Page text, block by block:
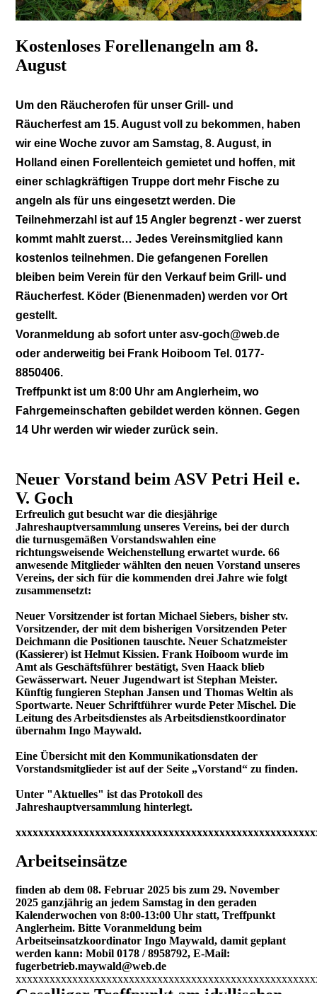
Kostenloses Forellenangeln am 8.
August
Um den Räucherofen für unser Grill- und
Räucherfest am 15. August voll zu bekommen, haben
wir eine Woche zuvor am Samstag, 8. August, in
Holland einen Forellenteich gemietet und hoffen, mit
einer schlagkräftigen Truppe dort mehr Fische zu
angeln als für uns eingesetzt werden. Die
Teilnehmerzahl ist auf 15 Angler begrenzt - wer zuerst
kommt mahlt zuerst… Jedes Vereinsmitglied kann
kostenlos teilnehmen. Die gefangenen Forellen
bleiben beim Verein für den Verkauf beim Grill- und
Räucherfest. Köder (Bienenmaden) werden vor Ort
gestellt.
Voranmeldung ab sofort unter asv-goch@web.de
oder anderweitig bei Frank Hoiboom Tel. 0177-
8850406.
Treffpunkt ist um 8:00 Uhr am Anglerheim, wo
Fahrgemeinschaften gebildet werden können. Gegen
14 Uhr werden wir wieder zurück sein.
Neuer Vorstand beim ASV Petri Heil e.
V. Goch
Erfreulich gut besucht war die diesjährige
Jahreshauptversammlung unseres Vereins, bei der durch
die turnusgemäßen Vorstandswahlen eine
richtungsweisende Weichenstellung erwartet wurde. 66
anwesende Mitglieder wählten den neuen Vorstand unseres
Vereins, der sich für die kommenden drei Jahre wie folgt
zusammensetzt:
Neuer Vorsitzender ist fortan Michael Siebers, bisher stv.
Vorsitzender, der mit dem bisherigen Vorsitzenden Peter
Deichmann die Positionen tauschte. Neuer Schatzmeister
(Kassierer) ist Helmut Kissien. Frank Hoiboom wurde im
Amt als Geschäftsführer bestätigt, Sven Haack blieb
Gewässerwart. Neuer Jugendwart ist Stephan Meister.
Künftig fungieren Stephan Jansen und Thomas Weltin als
Sportwarte. Neuer Schriftführer wurde Peter Mischel. Die
Leitung des Arbeitsdienstes als Arbeitsdienstkoordinator
übernahm Ingo Maywald.
Eine Übersicht mit den Kommunikationsdaten der
Vorstandsmitglieder ist auf der Seite „Vorstand“ zu finden.
Unter "Aktuelles" ist das Protokoll des
Jahreshauptversammlung hinterlegt.
Arbeitseinsätze
finden ab dem 08. Februar 2025 bis zum 29. November
2025 ganzjährig an jedem Samstag in den geraden
Kalenderwochen von 8:00-13:00 Uhr statt, Treffpunkt
Anglerheim. Bitte Voranmeldung beim
Arbeitseinsatzkoordinator Ingo Maywald, damit geplant
werden kann: Mobil 0178 / 8958792, E-Mail:
fugerbetrieb.maywald@web.de